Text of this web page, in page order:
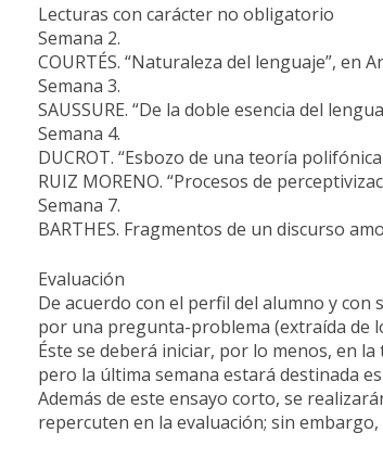
Lecturas con carácter no obligatorio
Semana 2.
COURTÉS. “Naturaleza del lenguaje”, en
Semana 3.
SAUSSURE. “De la doble esencia del
Semana 4.
DUCROT. “Esbozo de una teoría
RUIZ MORENO. “Procesos de
Semana 7.
BARTHES. Fragmentos de un discurso
Evaluación
De acuerdo con el perfil del alumno y
por una pregunta-problema (extraída de
Éste se deberá iniciar, por lo menos, en
pero la última semana estará destinada
Además de este ensayo corto, se
repercuten en la evaluación; sin